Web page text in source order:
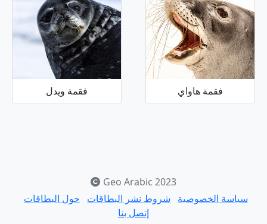
فقمة هاواي فقمة ويدل
Geo Arabic 2023
سياسة الخصوصية
شروط نشر البطاقات
حول البطاقات
إتصل بنا